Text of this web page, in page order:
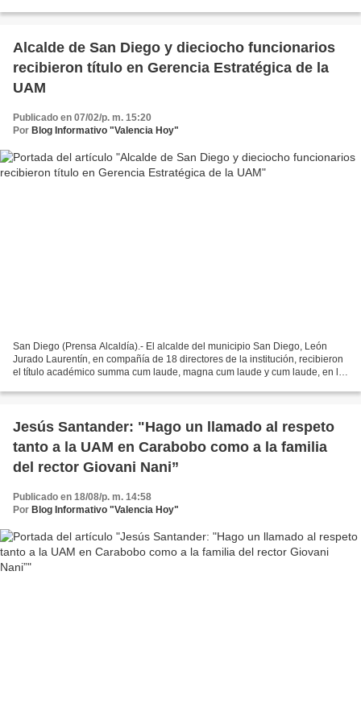
Alcalde de San Diego y dieciocho funcionarios
recibieron título en Gerencia Estratégica de la
UAM
Publicado en 07/02/p. m. 15:20
Por Blog Informativo "Valencia Hoy"
San Diego (Prensa Alcaldía).- El alcalde del municipio San Diego, León
Jurado Laurentín, en compañía de 18 directores de la institución, recibieron
el título académico summa cum laude, magna cum laude y cum laude, en la
Jesús Santander: "Hago un llamado al respeto
tanto a la UAM en Carabobo como a la familia
del rector Giovani Nani”
Publicado en 18/08/p. m. 14:58
Por Blog Informativo "Valencia Hoy"